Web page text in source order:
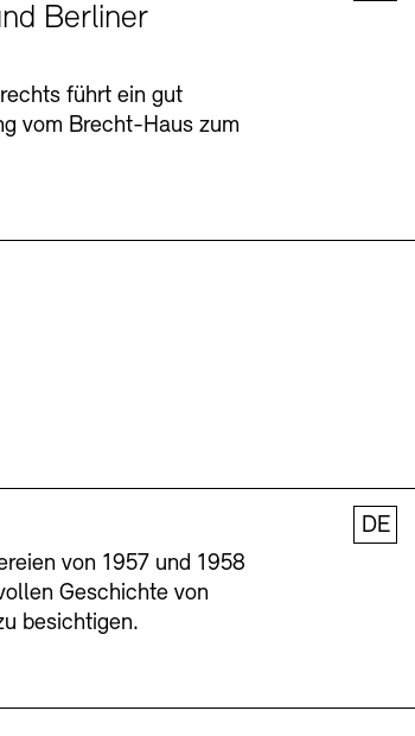
Berliner
führt ein gut
vom Brecht-Haus zum
von 1957 und 1958
Geschichte von
besichtigen.
DE